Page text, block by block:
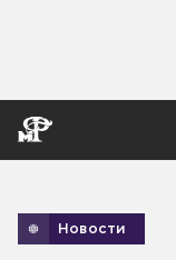
Новости